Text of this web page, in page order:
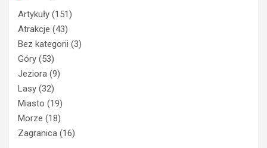
Artykuły (151)
Atrakcje (43)
Bez kategorii (3)
Góry (53)
Jeziora (9)
Lasy (32)
Miasto (19)
Morze (18)
Zagranica (16)